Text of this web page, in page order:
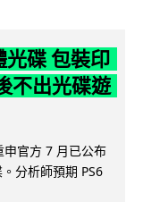
碟 包裝印
不出光碟遊
申官方 7 月已公布
分析師預期 PS6